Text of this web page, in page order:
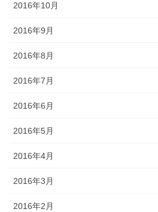
2016年10月
2016年9月
2016年8月
2016年7月
2016年6月
2016年5月
2016年4月
2016年3月
2016年2月